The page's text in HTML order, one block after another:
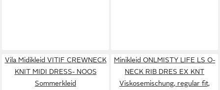
Vila Midikleid VITIF CREWNECK
KNIT MIDI DRESS- NOOS
Sommerkleid
Minikleid ONLMISTY LIFE LS O-
NECK RIB DRES EX KNT
Viskosemischung, regular fit,